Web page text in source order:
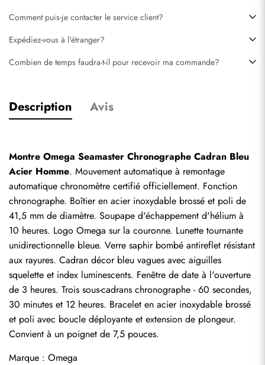
Comment puis-je contacter le service client?
Expédiez-vous à l'étranger?
Combien de temps faudra-t-il pour recevoir ma commande?
Description Avis
Montre Omega Seamaster Chronographe Cadran Bleu
Acier Homme. Mouvement automatique à remontage
automatique chronomètre certifié officiellement. Fonction
chronographe. Boîtier en acier inoxydable brossé et poli de
41,5 mm de diamètre. Soupape d'échappement d'hélium à
10 heures. Logo Omega sur la couronne. Lunette tournante
unidirectionnelle bleue. Verre saphir bombé antireflet résistant
aux rayures. Cadran décor bleu vagues avec aiguilles
squelette et index luminescents. Fenêtre de date à l'ouverture
de 3 heures. Trois sous-cadrans chronographe - 60 secondes,
30 minutes et 12 heures. Bracelet en acier inoxydable brossé
et poli avec boucle déployante et extension de plongeur.
Convient à un poignet de 7,5 pouces.
Marque : Omega